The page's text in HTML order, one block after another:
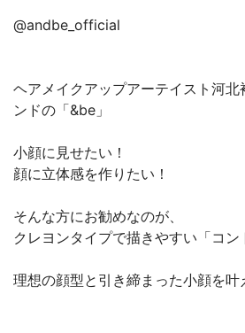
@andbe_official
ヘアメイクアップアーテイスト河北
ンドの「&be」
小顔に見せたい！
顔に立体感を作りたい！
そんな方にお勧めなのが、
クレヨンタイプで描きやすい「コン
理想の顔型と引き締まった小顔を叶